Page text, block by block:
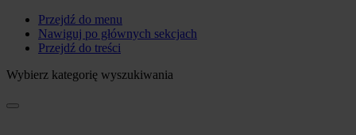
Przejdź do menu
Nawiguj po głównych sekcjach
Przejdź do treści
Wybierz kategorię wyszukiwania